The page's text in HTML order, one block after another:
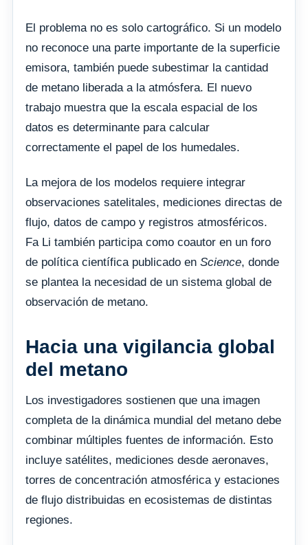
El problema no es solo cartográfico. Si un modelo
no reconoce una parte importante de la superficie
emisora, también puede subestimar la cantidad
de metano liberada a la atmósfera. El nuevo
trabajo muestra que la escala espacial de los
datos es determinante para calcular
correctamente el papel de los humedales.
La mejora de los modelos requiere integrar
observaciones satelitales, mediciones directas de
flujo, datos de campo y registros atmosféricos.
Fa Li también participa como coautor en un foro
de política científica publicado en Science, donde
se plantea la necesidad de un sistema global de
observación de metano.
Hacia una vigilancia global
del metano
Los investigadores sostienen que una imagen
completa de la dinámica mundial del metano debe
combinar múltiples fuentes de información. Esto
incluye satélites, mediciones desde aeronaves,
torres de concentración atmosférica y estaciones
de flujo distribuidas en ecosistemas de distintas
regiones.